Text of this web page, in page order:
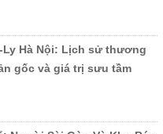
Ly Hà Nội: Lịch sử thương
gốc và giá trị sưu tầm